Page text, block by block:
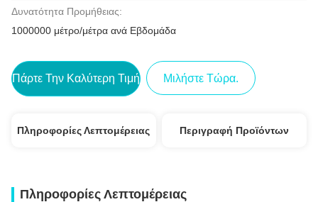
Δυνατότητα Προμήθειας:
1000000 μέτρο/μέτρα ανά Εβδομάδα
Πάρτε Την Καλύτερη Τιμή Μιλήστε Τώρα.
Πληροφορίες Λεπτομέρειας Περιγραφή Προϊόντων
Πληροφορίες Λεπτομέρειας